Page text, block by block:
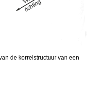
de korrelstructuur van een